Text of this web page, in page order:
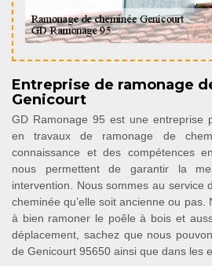
Entreprise de ramonage
Genicourt
GD Ramonage 95 est une entreprise
en travaux de ramonage de
connaissance et des compétences
nous permettent de garantir la
intervention. Nous sommes au service
cheminée qu’elle soit ancienne ou pas.
à bien ramoner le poêle à bois et
déplacement, sachez que nous
de Genicourt 95650 ainsi que dans les